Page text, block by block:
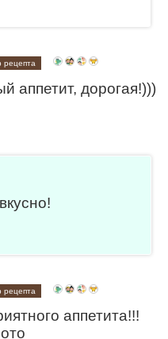
рецепта
аппетит, дорогая!)))
рецепта
аппетита!!!